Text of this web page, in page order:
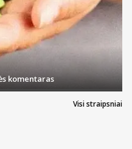
Visi straipsniai
komentaras